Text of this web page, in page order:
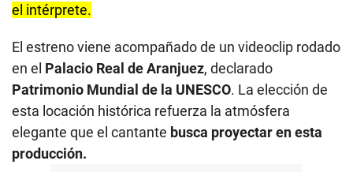
el intérprete.
El estreno viene acompañado de un videoclip rodado
en el Palacio Real de Aranjuez, declarado
Patrimonio Mundial de la UNESCO. La elección de
esta locación histórica refuerza la atmósfera
elegante que el cantante busca proyectar en esta
producción.